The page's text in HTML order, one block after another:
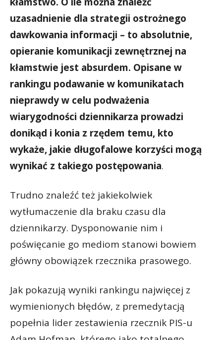
uzasadnienie dla strategii ostrożnego
dawkowania informacji – to absolutnie,
opieranie komunikacji zewnętrznej na
kłamstwie jest absurdem. Opisane w
rankingu podawanie w komunikatach
nieprawdy w celu podważenia
wiarygodności dziennikarza prowadzi
donikąd i konia z rzędem temu, kto
wykaże, jakie długofalowe korzyści mogą
wynikać z takiego postępowania.
Trudno znaleźć też jakiekolwiek
wytłumaczenie dla braku czasu dla
dziennikarzy. Dysponowanie nim i
poświęcanie go mediom stanowi bowiem
główny obowiązek rzecznika prasowego.
Jak pokazują wyniki rankingu najwięcej z
wymienionych błędów, z premedytacją
popełnia lider zestawienia rzecznik PIS-u